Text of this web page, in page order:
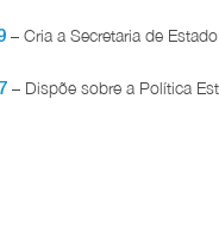
– Cria a Secretaria de
– Dispõe sobre a Política